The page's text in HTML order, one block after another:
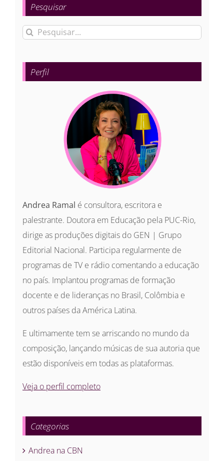
Pesquisar
Buscar
para:
Perfil
Andrea Ramal é consultora, escritora e
palestrante. Doutora em Educação pela PUC-Rio,
dirige as produções digitais do GEN | Grupo
Editorial Nacional. Participa regularmente de
programas de TV e rádio comentando a educação
no país. Implantou programas de formação
docente e de lideranças no Brasil, Colômbia e
outros países da América Latina.
E ultimamente tem se arriscando no mundo da
composição, lançando músicas de sua autoria que
estão disponíveis em todas as plataformas.
Veja o perfil completo
Categorias
Andrea na CBN